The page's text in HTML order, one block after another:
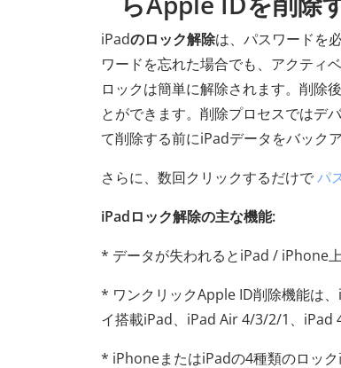
iPadのロック解除は、パスワードを
ワードを忘れた場合でも、アクティ
ロックは簡単に解除されます。削除
とができます。削除プロセスではデ
て削除する前にiPadデータをバック
さらに、数回クリックするだけでパ
iPadロック解除の主な機能:
* データが失われるとiPad / iPhone
* ワンクリックApple ID削除機能は
イ搭載iPad、iPad Air 4/3/2/1、iPad
* iPhoneまたはiPadの4種類のロッ